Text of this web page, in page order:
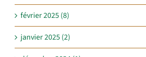
février 2025 (8)
janvier 2025 (2)